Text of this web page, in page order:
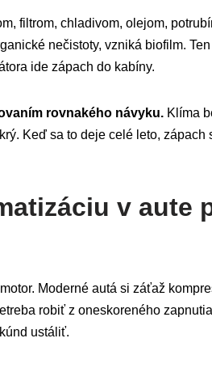
filtrom, chladivom, olejom,
nečistoty, vzniká biofilm.
ide zápach do kabíny.
rovnakého návyku. Klíma
Keď sa to deje celé leto, zápach
v aute
Moderné autá si záťaž
robiť z oneskoreného
ustáliť.